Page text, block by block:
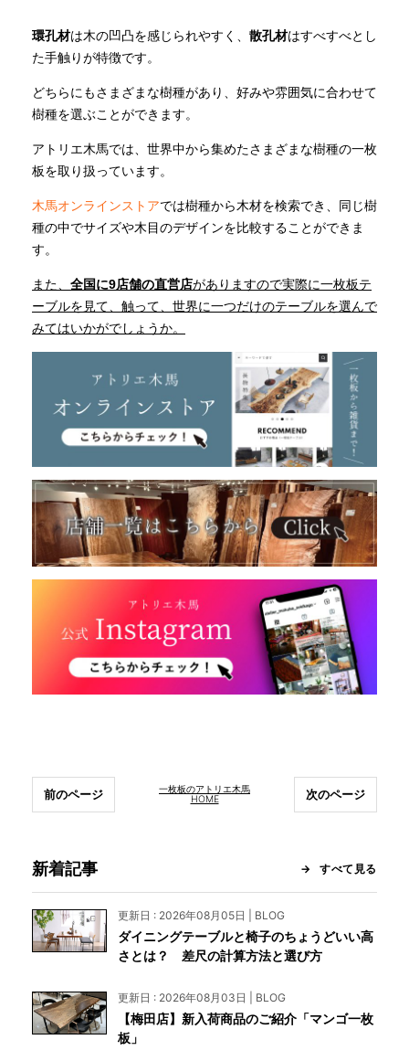
環孔材は木の凹凸を感じられやすく、 散孔材はすべすべとし
た手触りが特徴です。
どちらにもさまざまな樹種があり、好みや雰囲気に合わせて
樹種を選ぶことができます。
アトリエ木馬では、世界中から集めたさまざまな樹種の一枚
板を取り扱っています。
木馬オンラインストアでは樹種から木材を検索でき、同じ樹
種の中でサイズや木目のデザインを比較することができま
す。
また、 全国に9店舗の直営店がありますので実際に一枚板テ
ーブルを見て、触って、世界に一つだけのテーブルを選んで
みてはいかがでしょうか。
一枚板のアトリエ木馬
HOME
前のページ 次のページ
新着記事 すべて見る
更新日 : 2026年08月05日 | BLOG
ダイニングテーブルと椅子のちょうどいい高
さとは？ 差尺の計算方法と選び方
更新日 : 2026年08月03日 | BLOG
【梅田店】新入荷商品のご紹介「マンゴ一枚
板」